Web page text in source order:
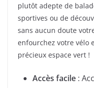
plutôt adepte de
sportives ou de
sans aucun doute
enfourchez votre vélo
précieux espace vert !
Accès facile :